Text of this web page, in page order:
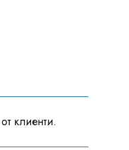
клиенти.